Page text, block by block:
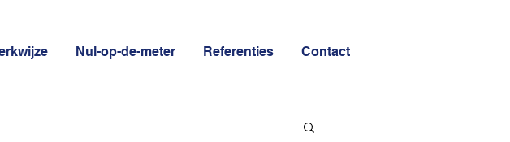
Nul-op-de-meter Referenties Contact